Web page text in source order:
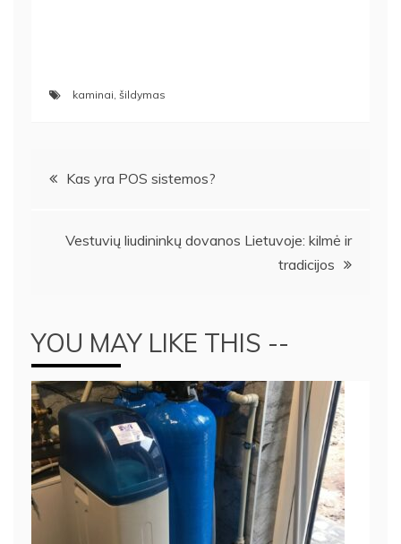
kaminai šildymas
Navigacija
Kas yra POS sistemos?
Vestuvių liudininkų dovanos Lietuvoje: kilmė ir
tradicijos
YOU MAY LIKE THIS --